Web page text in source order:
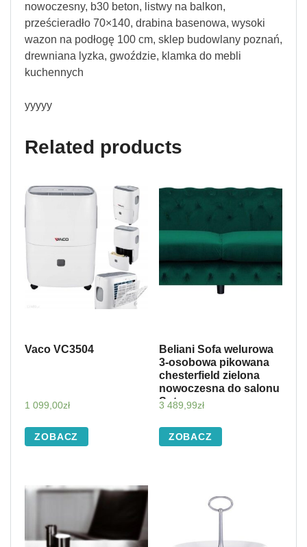
nowoczesny, b30 beton, listwy na balkon,
prześcieradło 70×140, drabina basenowa, wysoki
wazon na podłogę 100 cm, sklep budowlany poznań,
drewniana lyzka, gwoździe, klamka do mebli
kuchennych
yyyyy
Related products
Vaco VC3504
1 099,00zł
ZOBACZ
Beliani Sofa welurowa
3-osobowa pikowana
chesterfield zielona
nowoczesna do salonu
Sotra
3 489,99zł
ZOBACZ